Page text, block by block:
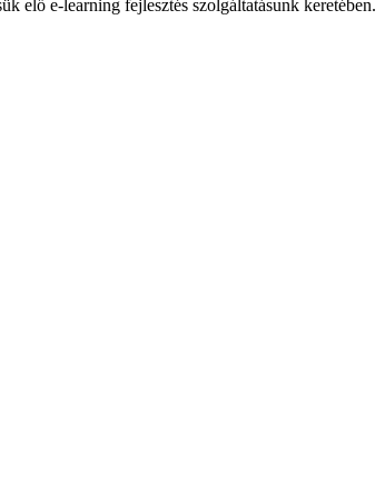
elő e-learning fejlesztés szolgáltatásunk keretében.